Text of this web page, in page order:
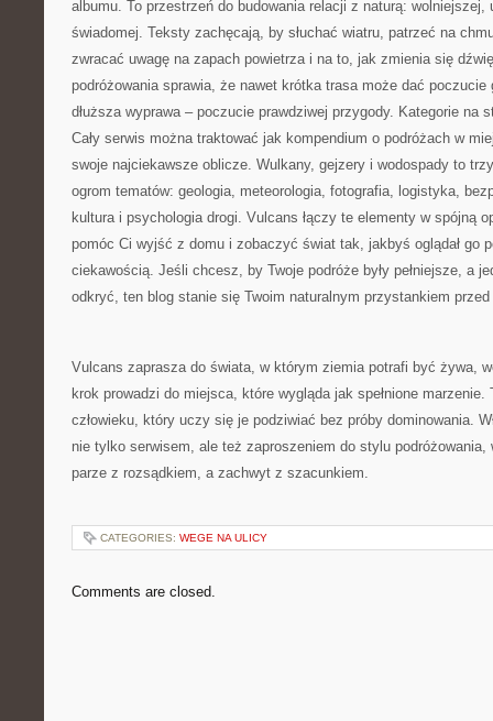
albumu. To przestrzeń do budowania relacji z naturą: wolniejszej,
świadomej. Teksty zachęcają, by słuchać wiatru, patrzeć na
zwracać uwagę na zapach powietrza i na to, jak zmienia się
podróżowania sprawia, że nawet krótka trasa może dać poczucie
dłuższa wyprawa – poczucie prawdziwej przygody. Kategorie na
Cały serwis można traktować jak kompendium o podróżach w
swoje najciekawsze oblicze. Wulkany, gejzery i wodospady to
ogrom tematów: geologia, meteorologia, fotografia, logistyka,
kultura i psychologia drogi. Vulcans łączy te elementy w spójną
pomóc Ci wyjść z domu i zobaczyć świat tak, jakbyś oglądał go
ciekawością. Jeśli chcesz, by Twoje podróże były pełniejsze, a
odkryć, ten blog stanie się Twoim naturalnym przystankiem
Vulcans zaprasza do świata, w którym ziemia potrafi być żywa,
krok prowadzi do miejsca, które wygląda jak spełnione marzenie.
człowieku, który uczy się je podziwiać bez próby dominowania.
nie tylko serwisem, ale też zaproszeniem do stylu
parze z rozsądkiem, a zachwyt z szacunkiem.
CATEGORIES: WEGE NA ULICY
Comments are closed.